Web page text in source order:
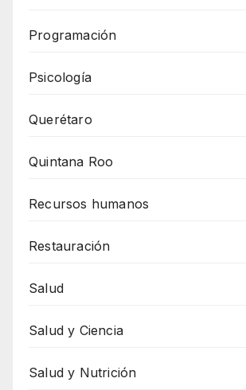
Programación
Psicología
Querétaro
Quintana Roo
Recursos humanos
Restauración
Salud
Salud y Ciencia
Salud y Nutrición